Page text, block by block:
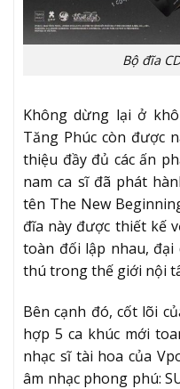
Bộ đĩa
Không dừng lại ở
Tăng Phúc còn được
thiệu đầy đủ các ấn
nam ca sĩ đã phát
tên The New
đĩa này được thiết kế
toàn đối lập nhau,
thú trong thế giới nội
Bên cạnh đó, cốt lõi
hợp 5 ca khúc mới
nhạc sĩ tài hoa của
âm nhạc phong phú: